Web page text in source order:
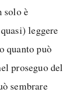
solo è
leggere
quanto può
proseguo del
sembrare